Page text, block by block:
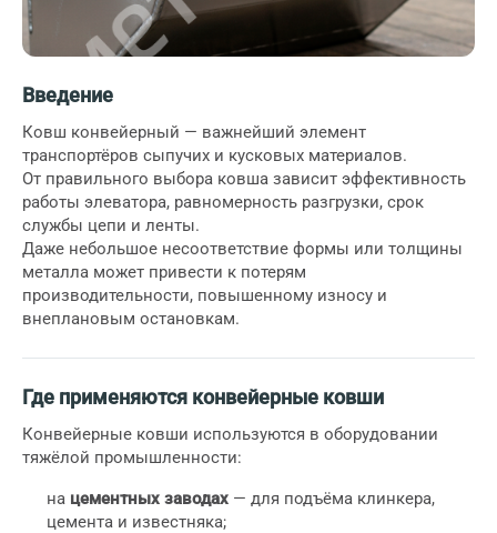
Введение
Ковш конвейерный — важнейший элемент
транспортёров сыпучих и кусковых материалов.
От правильного выбора ковша зависит эффективность
работы элеватора, равномерность разгрузки, срок
службы цепи и ленты.
Даже небольшое несоответствие формы или толщины
металла может привести к потерям
производительности, повышенному износу и
внеплановым остановкам.
Где применяются конвейерные ковши
Конвейерные ковши используются в оборудовании
тяжёлой промышленности:
на цементных заводах — для подъёма клинкера,
цемента и известняка;